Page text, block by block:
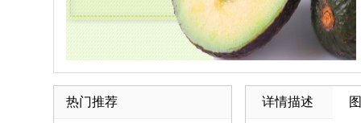
热门推荐 详情描述